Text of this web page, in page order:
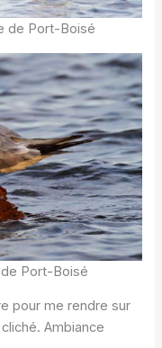
de Port-Boisé
Port-Boisé
pour me rendre sur
Ambiance